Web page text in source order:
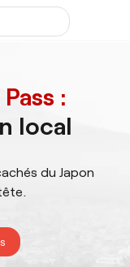
:
local
du Japon